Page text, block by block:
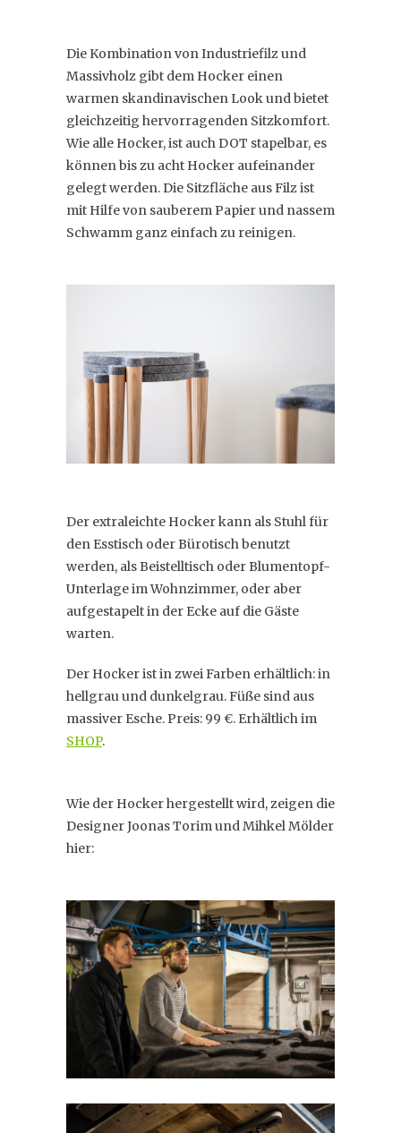
Die Kombination von Industriefilz und
Massivholz gibt dem Hocker einen
warmen skandinavischen Look und bietet
gleichzeitig hervorragenden Sitzkomfort.
Wie alle Hocker, ist auch DOT stapelbar, es
können bis zu acht Hocker aufeinander
gelegt werden. Die Sitzfläche aus Filz ist
mit Hilfe von sauberem Papier und nassem
Schwamm ganz einfach zu reinigen.
Der extraleichte Hocker kann als Stuhl für
den Esstisch oder Bürotisch benutzt
werden, als Beistelltisch oder Blumentopf-
Unterlage im Wohnzimmer, oder aber
aufgestapelt in der Ecke auf die Gäste
warten.
Der Hocker ist in zwei Farben erhältlich: in
hellgrau und dunkelgrau. Füße sind aus
massiver Esche. Preis: 99 €. Erhältlich im
SHOP.
Wie der Hocker hergestellt wird, zeigen die
Designer Joonas Torim und Mihkel Mölder
hier: